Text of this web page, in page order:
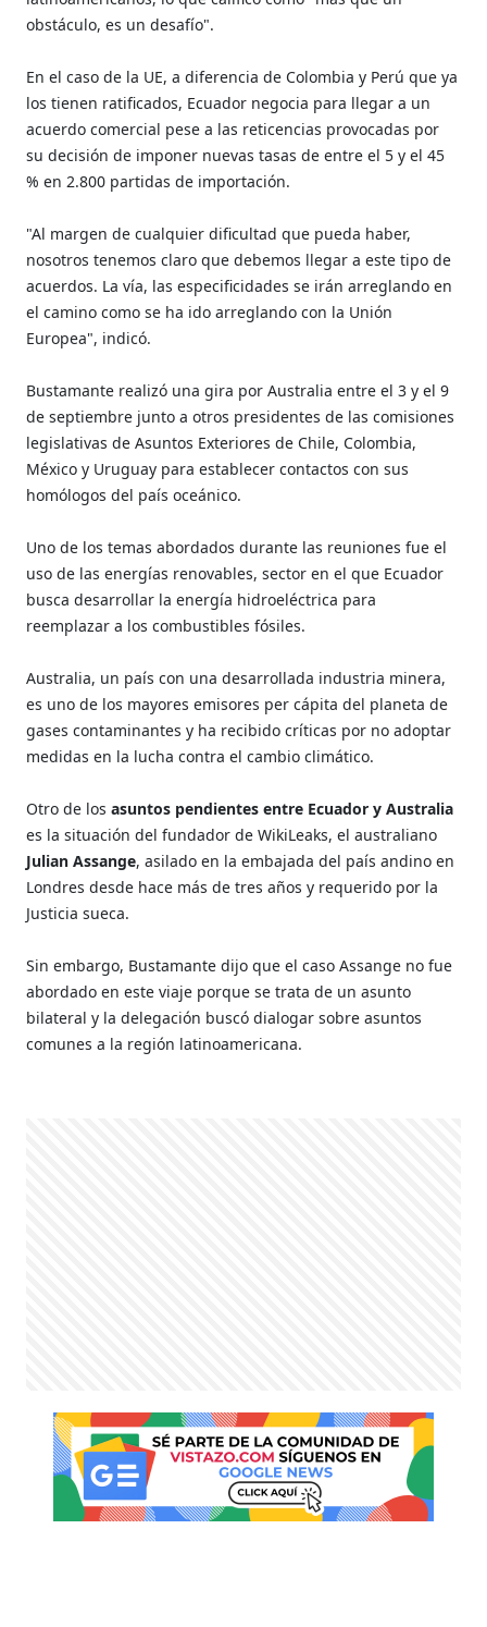
obstáculo, es un desafío".
En el caso de la UE, a diferencia de Colombia y Perú que ya
los tienen ratificados, Ecuador negocia para llegar a un
acuerdo comercial pese a las reticencias provocadas por
su decisión de imponer nuevas tasas de entre el 5 y el 45
% en 2.800 partidas de importación.
"Al margen de cualquier dificultad que pueda haber,
nosotros tenemos claro que debemos llegar a este tipo de
acuerdos. La vía, las especificidades se irán arreglando en
el camino como se ha ido arreglando con la Unión
Europea", indicó.
Bustamante realizó una gira por Australia entre el 3 y el 9
de septiembre junto a otros presidentes de las comisiones
legislativas de Asuntos Exteriores de Chile, Colombia,
México y Uruguay para establecer contactos con sus
homólogos del país oceánico.
Uno de los temas abordados durante las reuniones fue el
uso de las energías renovables, sector en el que Ecuador
busca desarrollar la energía hidroeléctrica para
reemplazar a los combustibles fósiles.
Australia, un país con una desarrollada industria minera,
es uno de los mayores emisores per cápita del planeta de
gases contaminantes y ha recibido críticas por no adoptar
medidas en la lucha contra el cambio climático.
Otro de losasuntos pendientes entre Ecuador y Australia
es la situación del fundador de WikiLeaks, el australiano
Julian Assange, asilado en la embajada del país andino en
Londres desde hace más de tres años y requerido por la
Justicia sueca.
Sin embargo, Bustamante dijo que el caso Assange no fue
abordado en este viaje porque se trata de un asunto
bilateral y la delegación buscó dialogar sobre asuntos
comunes a la región latinoamericana.